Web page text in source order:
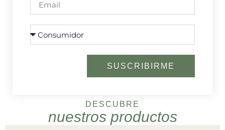
SUSCRIBIRME
DESCUBRE
nuestros productos